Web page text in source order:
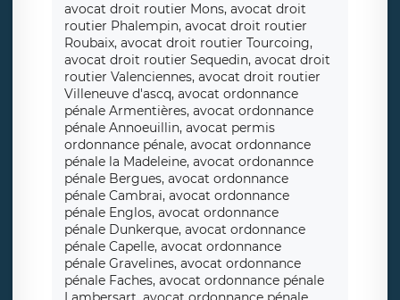
avocat droit routier Mons, avocat droit
routier Phalempin, avocat droit routier
Roubaix, avocat droit routier Tourcoing,
avocat droit routier Sequedin, avocat droit
routier Valenciennes, avocat droit routier
Villeneuve d'ascq, avocat ordonnance
pénale Armentières, avocat ordonnance
pénale Annoeuillin, avocat permis
ordonnance pénale, avocat ordonnance
pénale la Madeleine, avocat ordonannce
pénale Bergues, avocat ordonnance
pénale Cambrai, avocat ordonnance
pénale Englos, avocat ordonnance
pénale Dunkerque, avocat ordonnance
pénale Capelle, avocat ordonnance
pénale Gravelines, avocat ordonnance
pénale Faches, avocat ordonnance pénale